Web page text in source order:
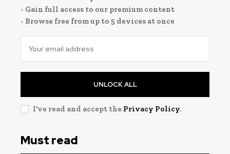
- Gain full access to our premium content
- Browse free from up to 5 devices at once
UNLOCK ALL
I've read and accept the Privacy Policy.
Must read